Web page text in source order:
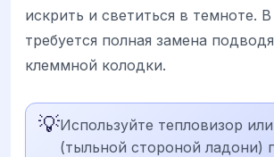
искрить и светиться в темноте.
требуется полная замена
клеммной колодки.
💡Используйте тепловизор
(тыльной стороной ладони)